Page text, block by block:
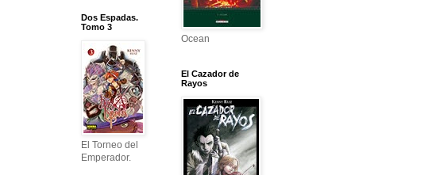
Dos Espadas.
Tomo 3
El Torneo del
Emperador.
Ocean
El Cazador de
Rayos